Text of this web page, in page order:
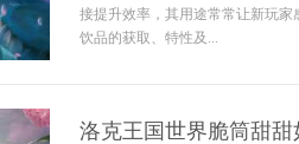
接提升效率，其用途常常让新玩
饮品的获取、特性及...
洛克王国世界脆筒甜甜